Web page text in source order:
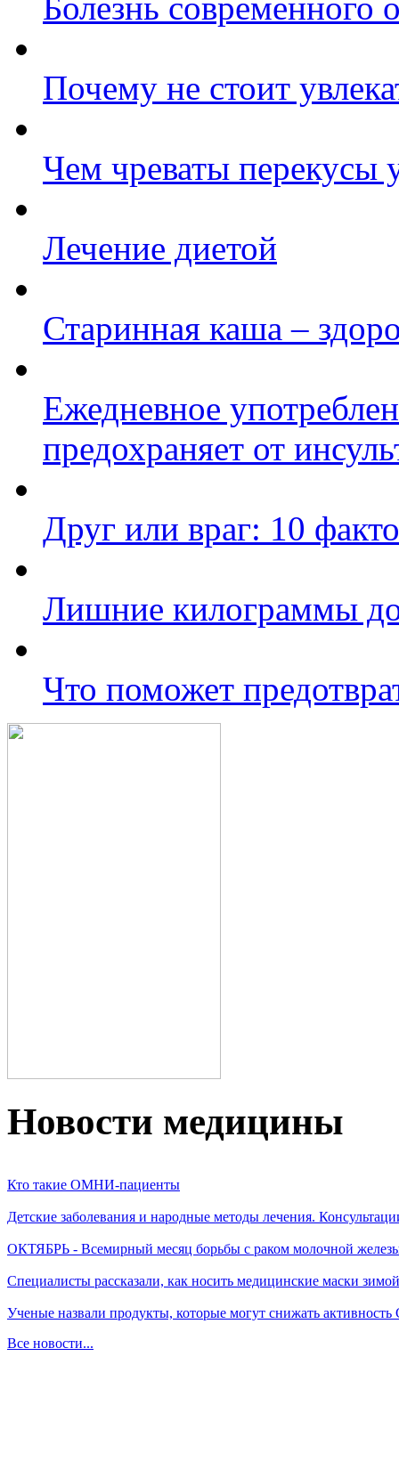
Почему не стоит
Чем чреваты перекусы
Лечение диетой
Старинная каша –
Ежедневное
предохраняет от
Друг или враг: 10
Лишние килограммы
Что поможет
Новости медицины
Кто такие ОМНИ-пациенты
Детские заболевания и народные методы лечения.
ОКТЯБРЬ - Всемирный месяц борьбы с раком молочной
Специалисты рассказали, как носить медицинские маски зимой
Ученые назвали продукты, которые могут снижать
Все новости...